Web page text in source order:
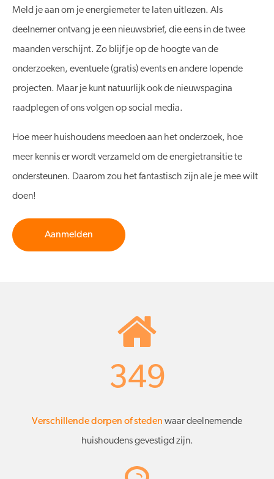
Meld je aan om je energiemeter te laten uitlezen. Als
deelnemer ontvang je een nieuwsbrief, die eens in de twee
maanden verschijnt. Zo blijf je op de hoogte van de
onderzoeken, eventuele (gratis) events en andere lopende
projecten. Maar je kunt natuurlijk ook de nieuwspagina
raadplegen of ons volgen op social media.
Hoe meer huishoudens meedoen aan het onderzoek, hoe
meer kennis er wordt verzameld om de energietransitie te
ondersteunen. Daarom zou het fantastisch zijn ale je mee wilt
doen!
Aanmelden
349
Verschillende dorpen of steden waar deelnemende
huishoudens gevestigd zijn.